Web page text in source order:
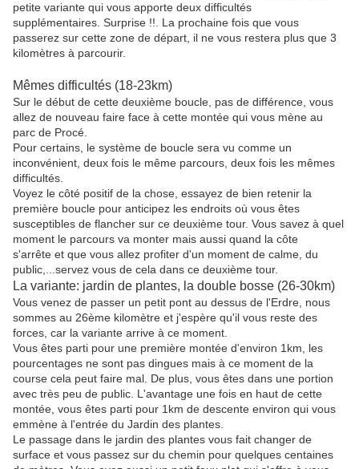
petite variante qui vous apporte deux difficultés
supplémentaires. Surprise !!. La prochaine fois que vous
passerez sur cette zone de départ, il ne vous restera plus que 3
kilomètres à parcourir.
Mêmes difficultés (18-23km)
Sur le début de cette deuxième boucle, pas de différence, vous
allez de nouveau faire face à cette montée qui vous mène au
parc de Procé.
Pour certains, le système de boucle sera vu comme un
inconvénient, deux fois le même parcours, deux fois les mêmes
difficultés.
Voyez le côté positif de la chose, essayez de bien retenir la
première boucle pour anticipez les endroits où vous êtes
susceptibles de flancher sur ce deuxième tour. Vous savez à quel
moment le parcours va monter mais aussi quand la côte
s'arrête et que vous allez profiter d'un moment de calme, du
public,...servez vous de cela dans ce deuxième tour.
La variante: jardin de plantes, la double bosse (26-30km)
Vous venez de passer un petit pont au dessus de l'Erdre, nous
sommes au 26ème kilomètre et j'espère qu'il vous reste des
forces, car la variante arrive à ce moment.
Vous êtes parti pour une première montée d'environ 1km, les
pourcentages ne sont pas dingues mais à ce moment de la
course cela peut faire mal. De plus, vous êtes dans une portion
avec très peu de public. L'avantage une fois en haut de cette
montée, vous êtes parti pour 1km de descente environ qui vous
emmène à l'entrée du Jardin des plantes.
Le passage dans le jardin des plantes vous fait changer de
surface et vous passez sur du chemin pour quelques centaines